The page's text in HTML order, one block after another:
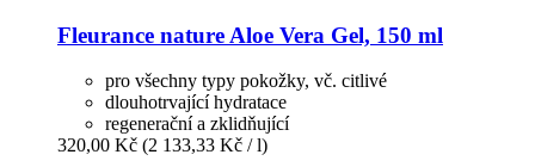
Fleurance nature Aloe Vera Gel, 150 ml
pro všechny typy pokožky, vč. citlivé
dlouhotrvající hydratace
regenerační a zklidňující
320,00 Kč (2 133,33 Kč / l)